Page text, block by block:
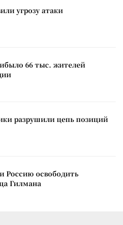
угрозу атаки
66 тыс. жителей
разрушили цепь позиций
Россию освободить
Гилмана